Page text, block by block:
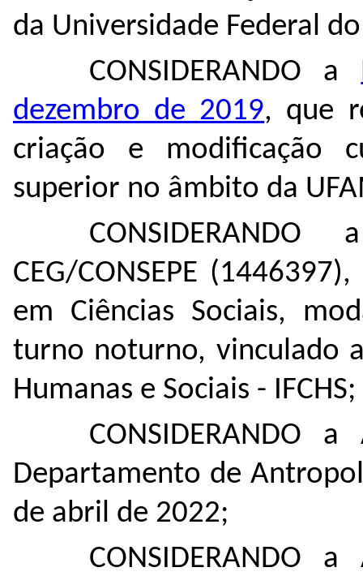
da Universidade Federal
CONSIDERANDO a
dezembro de 2019, que
criação e modificação
superior no âmbito da
CONSIDERANDO
CEG/CONSEPE (1446397),
em Ciências Sociais,
turno noturno, vinculado
Humanas e Sociais - IFCHS;
CONSIDERANDO
a
Departamento de
de abril de 2022;
CONSIDERANDO
a